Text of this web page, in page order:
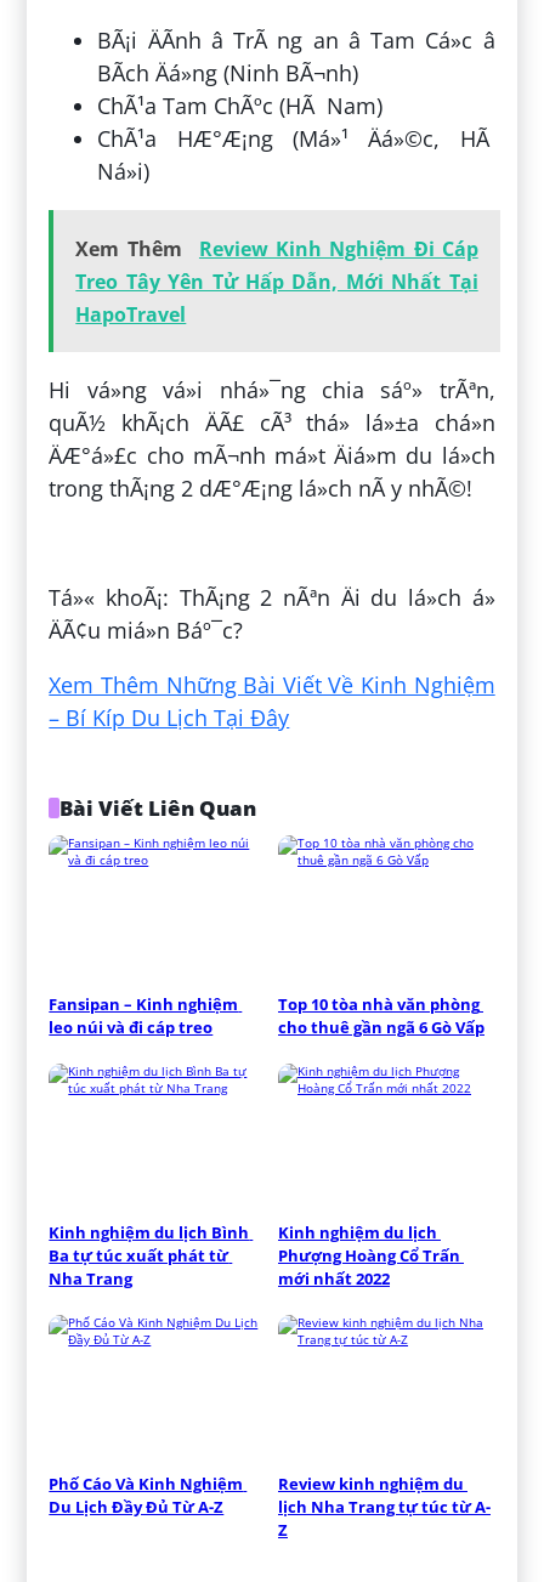
BÃ¡i ÄÃ­nh â TrÃ ng an â Tam Cá»c â
BÃ­ch Äá»ng (Ninh BÃ¬nh)
ChÃ¹a Tam ChÃºc (HÃ Nam)
ChÃ¹a HÆ°Æ¡ng (Má»¹ Äá»©c, HÃ
Ná»i)
Xem Thêm
Review Kinh Nghiệm Đi Cáp
Treo Tây Yên Tử Hấp Dẫn, Mới Nhất Tại
HapoTravel
Hi vá»ng vá»i nhá»¯ng chia sáº» trÃªn,
quÃ½ khÃ¡ch ÄÃ£ cÃ³ thá» lá»±a chá»n
ÄÆ°á»£c cho mÃ¬nh má»t Äiá»m du lá»ch
trong thÃ¡ng 2 dÆ°Æ¡ng lá»ch nÃ y nhÃ©!
Tá»« khoÃ¡: ThÃ¡ng 2 nÃªn Äi du lá»ch á»
ÄÃ¢u miá»n Báº¯c?
Xem Thêm Những Bài Viết Về Kinh Nghiệm
– Bí Kíp Du Lịch Tại Đây
Bài Viết Liên Quan
Fansipan – Kinh nghiệm
leo núi và đi cáp treo
Top 10 tòa nhà văn phòng
cho thuê gần ngã 6 Gò Vấp
Kinh nghiệm du lịch Bình
Ba tự túc xuất phát từ
Nha Trang
Kinh nghiệm du lịch
Phượng Hoàng Cổ Trấn
mới nhất 2022
Phố Cáo Và Kinh Nghiệm
Du Lịch Đầy Đủ Từ A-Z
Review kinh nghiệm du
lịch Nha Trang tự túc từ A-
Z